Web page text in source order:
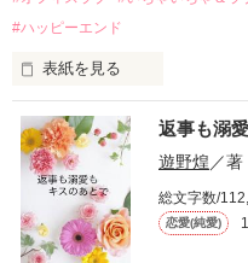
酔った勢いで一夜を共にし
さらに、美桜が初めてだと
『責任をとる、結婚しよう
戸惑う美桜とは裏腹に、好
甘やかしてくる。
そんなある日、哲平は美桜
遭っていることを知る。
美桜を守るため、哲平は同
#ハッピーエンド
表紙を見る
おかしな噂を流されて前の
桜は、海外で傷心旅行をし
い、酒の勢いもあり一夜限
帰国後、美桜は新しい職
なんと彼の正体は、とある
れて起業した新進気鋭の実
――御影恭司その人だった
返事も溺
遊野煌 ／著
総文字数/
恋愛(純愛)